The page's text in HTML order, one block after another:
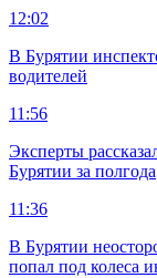
12:02
В Бурятии
водителей
11:56
Эксперты
Бурятии за полгода
11:36
В Бурятии
попал под колеса